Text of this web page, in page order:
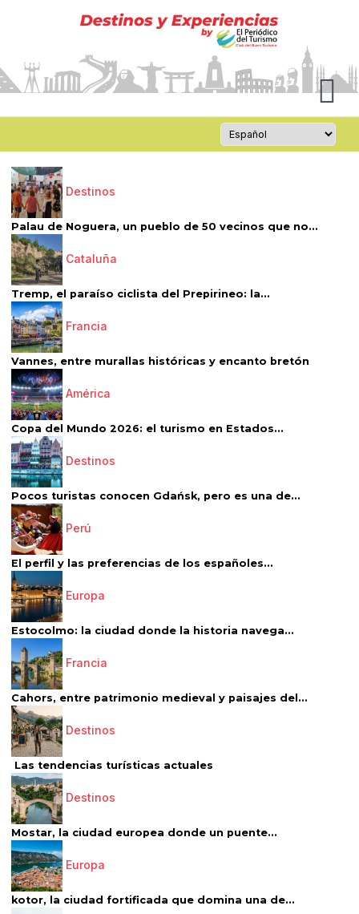
Destinos
Palau de Noguera, un pueblo de 50 vecinos que no...
Cataluña
Tremp, el paraíso ciclista del Prepirineo: la...
Francia
Vannes, entre murallas históricas y encanto bretón
América
Copa del Mundo 2026: el turismo en Estados...
Destinos
Pocos turistas conocen Gdańsk, pero es una de...
Perú
El perfil y las preferencias de los españoles...
Europa
Estocolmo: la ciudad donde la historia navega...
Francia
Cahors, entre patrimonio medieval y paisajes del...
Destinos
Las tendencias turísticas actuales
Destinos
Mostar, la ciudad europea donde un puente...
Europa
kotor, la ciudad fortificada que domina una de...